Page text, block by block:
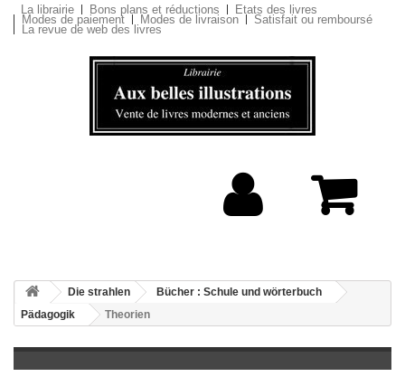
La librairie Bons plans et réductions Etats des livres
Modes de paiement Modes de livraison Satisfait ou remboursé
La revue de web des livres
Die strahlen
Bücher : Schule und wörterbuch
Pädagogik
Theorien